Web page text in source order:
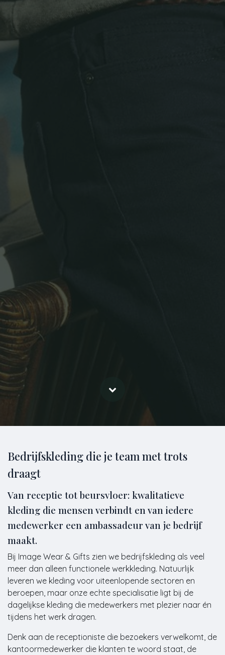
Bedrijfskleding die je team met trots
draagt
Van receptie tot beursvloer: kwalitatieve
kleding die mensen verbindt en van iedere
medewerker een ambassadeur van je bedrijf
maakt.
Bij Image Wear & Gifts zien we bedrijfskleding als veel
meer dan alleen functionele werkkleding. Natuurlijk
leveren we kleding voor uiteenlopende sectoren en
beroepen, maar onze echte specialisatie ligt bij de
dagelijkse kleding die medewerkers met plezier naar én
tijdens het werk dragen.
Denk aan de receptioniste die bezoekers verwelkomt, de
kantoormedewerker die klanten te woord staat, de